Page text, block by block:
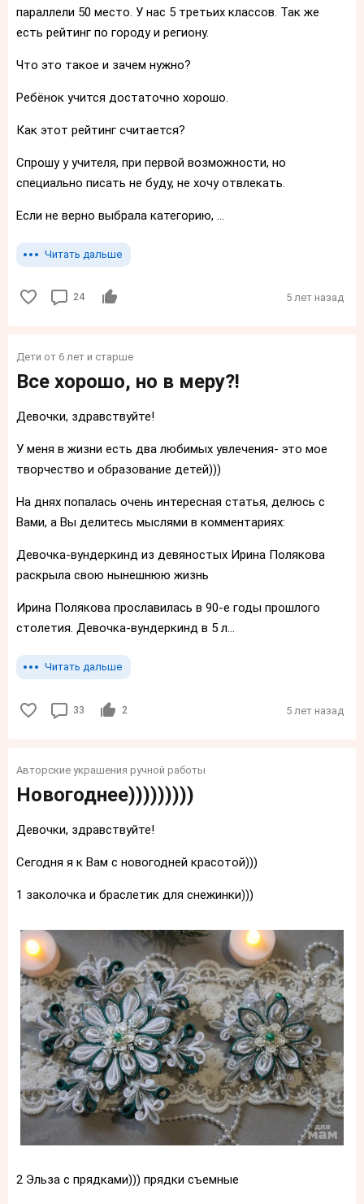
параллели 50 место. У нас 5 третьих классов. Так же
есть рейтинг по городу и региону.
Что это такое и зачем нужно?
Ребёнок учится достаточно хорошо.
Как этот рейтинг считается?
Спрошу у учителя, при первой возможности, но
специально писать не буду, не хочу отвлекать.
Если не верно выбрала категорию, ...
Читать дальше
24 5 лет назад
Дети от 6 лет и старше
Все хорошо, но в меру?!
Девочки, здравствуйте!
У меня в жизни есть два любимых увлечения- это мое
творчество и образование детей)))
На днях попалась очень интересная статья, делюсь с
Вами, а Вы делитесь мыслями в комментариях:
Девочка-вундеркинд из девяностых Ирина Полякова
раскрыла свою нынешнюю жизнь
Ирина Полякова прославилась в 90-е годы прошлого
столетия. Девочка-вундеркинд в 5 л...
Читать дальше
33 2 5 лет назад
Авторские украшения ручной работы
Новогоднее)))))))))
Девочки, здравствуйте!
Сегодня я к Вам с новогодней красотой)))
1 заколочка и браслетик для снежинки)))
2 Эльза с прядками))) прядки съемные